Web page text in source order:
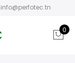
info@perfotec.tn
0